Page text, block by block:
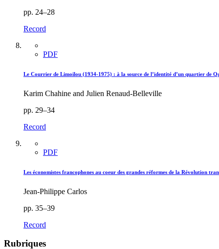
pp. 24–28
Record
PDF
Le Courrier de Limoilou (1934-1975) : à la source de l’identité d’un quartier de
Karim Chahine and Julien Renaud-Belleville
pp. 29–34
Record
PDF
Les économistes francophones au coeur des grandes réformes de la Révolution
Jean-Philippe Carlos
pp. 35–39
Record
Rubriques